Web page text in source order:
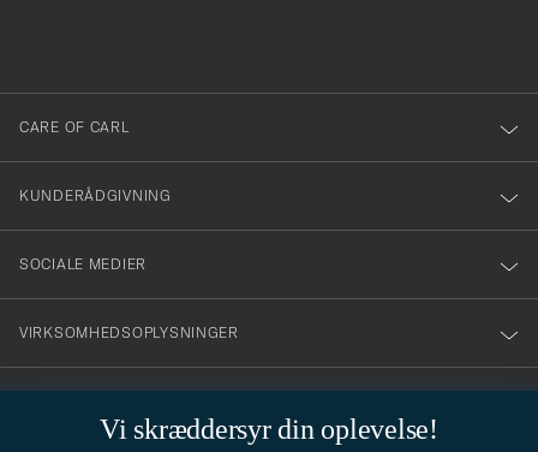
Vi skræddersyr din oplevelse!
dig
till
vårt
nyhetsbrev!
CARE OF CARL
KUNDERÅDGIVNING
SOCIALE MEDIER
VIRKSOMHEDSOPLYSNINGER